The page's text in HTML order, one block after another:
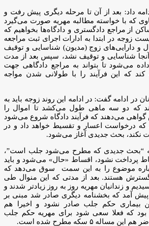
داد: بعد از آن تا مرحله دیگری پیش رفت و
که با خواسته مطالبه مهریه صورت می‌گیرد
از مراجع دادگستری و دادگاه‌ها بخواهیم که
زوجه در ابتدا به ادارات اجرای ثبت مراجعه
و دارایی‌های زوج (مدیون) شناسایی و توقیف
شناسایی و توقیف نشد، سپس بعد از مدت
می‌شود تا بتواند به مراجع دادگاهی جهت
کند که این فرآیند را با طولانی شدن مواجه
در ادامه گفت: در ادامه این روند زوجه باید به
که دو سه ماهی طول می‌کشد تا اموال را
می‌دهند که فرآیند دادگاه شروع می‌شود
درخواست اعسار و تقسیط خواهد داد و در
نکند، بحث جدیدی آغاز می‌شود.
“بحث جدیدی که مطرح می‌شود جلب است”،
پرداخت نشود، اقساط «حال» می‌شود و باید
موضوع را به این سمت سوق می‌دهد که
گسترش هستند. بعد از مدتی که این منوال طی
و زندانیان مهریه روز به روز زیادتر شدند و
آمد که بخشنامه دیگری صادر شد مبنی بر
بیماری حکم جلب صادر نشود و اخیرا هم
بود که فعلا سعی شود برای مهریه حکم جلب
۵ سکه مطرح شده است.